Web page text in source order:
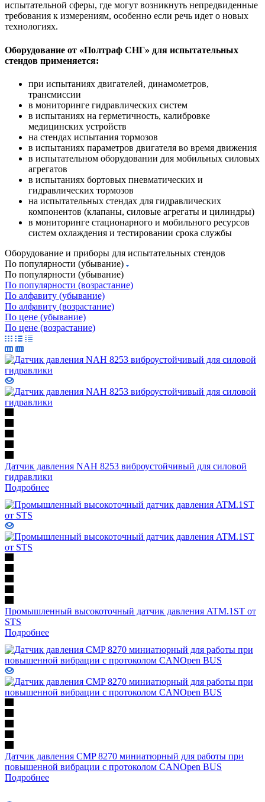
испытательной сферы, где могут возникнуть непредвиденные
требования к измерениям, особенно если речь идет о новых
технологиях.
Оборудование от «Полтраф СНГ» для испытательных
стендов применяется:
при испытаниях двигателей, динамометров,
трансмиссии
в мониторинге гидравлических систем
в испытаниях на герметичность, калибровке
медицинских устройств
на стендах испытания тормозов
в испытаниях параметров двигателя во время движения
в испытательном оборудовании для мобильных силовых
агрегатов
в испытаниях бортовых пневматических и
гидравлических тормозов
на испытательных стендах для гидравлических
компонентов (клапаны, силовые агрегаты и цилиндры)
в мониторинге стационарного и мобильного ресурсов
систем охлаждения и тестировании срока службы
Оборудование и приборы для испытательных стендов
По популярности (убывание)
По популярности (убывание)
По популярности (возрастание)
По алфавиту (убывание)
По алфавиту (возрастание)
По цене (убывание)
По цене (возрастание)
Датчик давления NAH 8253 виброустойчивый для силовой
гидравлики
Подробнее
Промышленный высокоточный датчик давления ATM.1ST от
STS
Подробнее
Датчик давления CMP 8270 миниатюрный для работы при
повышенной вибрации с протоколом CANOpen BUS
Подробнее